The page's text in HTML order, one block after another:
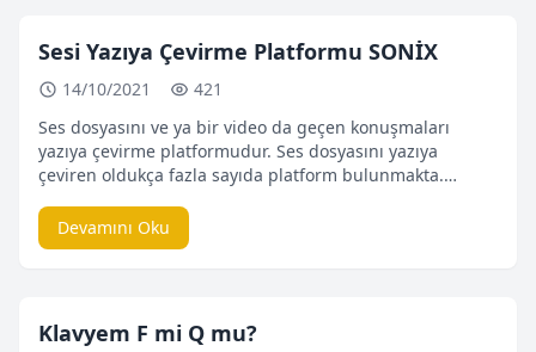
Sesi Yazıya Çevirme Platformu SONİX
14/10/2021
421
Ses dosyasını ve ya bir video da geçen konuşmaları
yazıya çevirme platformudur. Ses dosyasını yazıya
çeviren oldukça fazla sayıda platform bulunmakta.
değerlendirmeyi yaparken bir çok kriteri göz önünde
bulundurduk. Çevirme başarısı, çevirme hızı, ücretsiz
Devamını Oku
Klavyem F mi Q mu?